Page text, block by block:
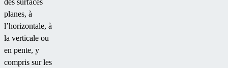
des surfaces
planes, à
l’horizontale, à
la verticale ou
en pente, y
compris sur les